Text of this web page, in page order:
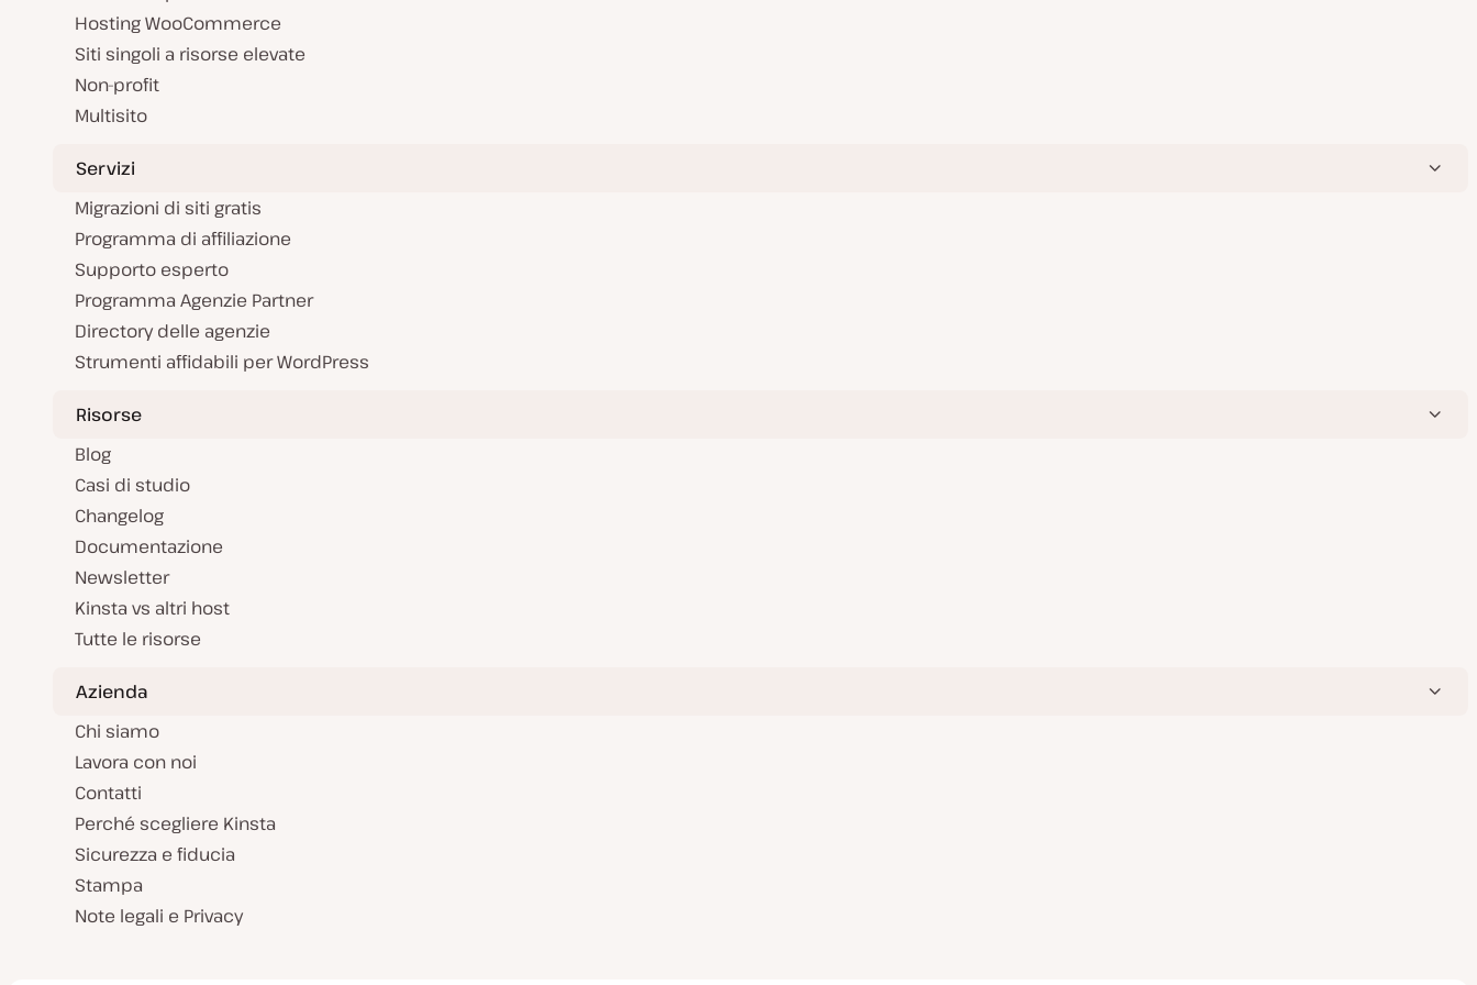
Hosting WooCommerce
Siti singoli a risorse elevate
Non-profit
Multisito
Servizi
Migrazioni di siti gratis
Programma di affiliazione
Supporto esperto
Programma Agenzie Partner
Directory delle agenzie
Strumenti affidabili per WordPress
Risorse
Blog
Casi di studio
Changelog
Documentazione
Newsletter
Kinsta vs altri host
Tutte le risorse
Azienda
Chi siamo
Lavora con noi
Contatti
Perché scegliere Kinsta
Sicurezza e fiducia
Stampa
Note legali e Privacy